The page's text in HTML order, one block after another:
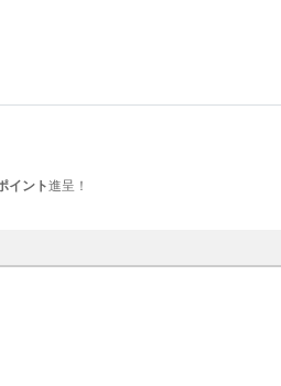
イント進呈！